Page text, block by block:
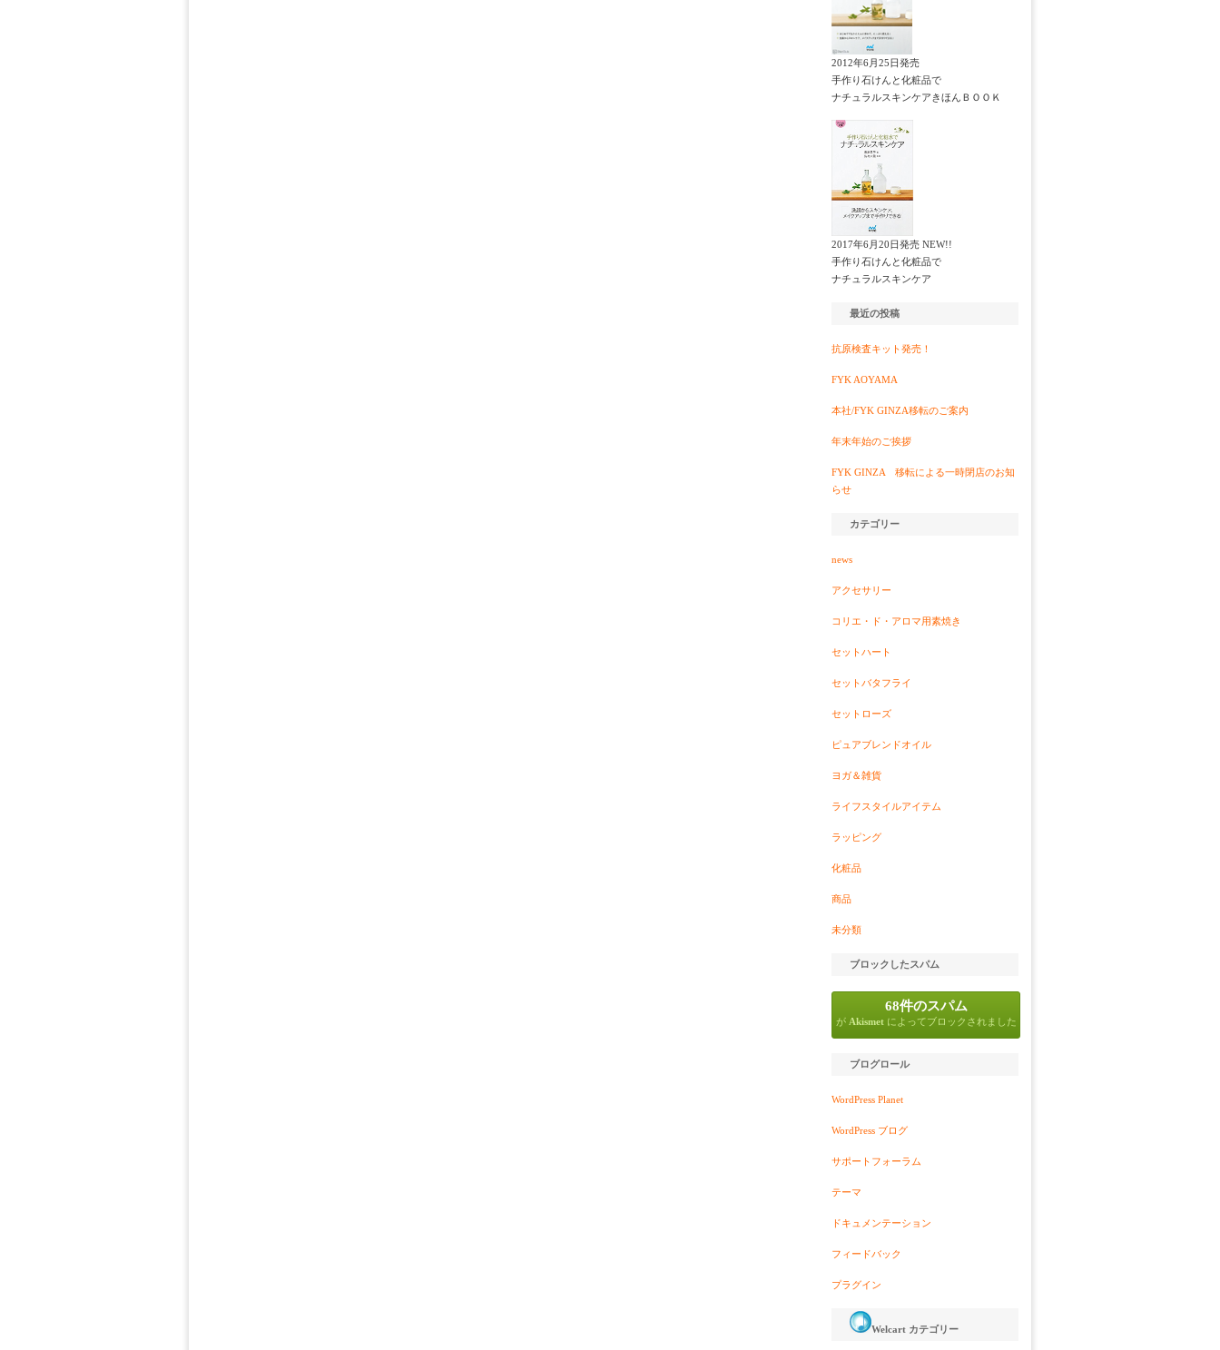
2012年6月25日発売
手作り石けんと化粧品で
ナチュラルスキンケアきほんＢＯＯＫ
2017年6月20日発売 NEW!!
手作り石けんと化粧品で
ナチュラルスキンケア
最近の投稿
抗原検査キット発売！
FYK AOYAMA
本社/FYK GINZA移転のご案内
年末年始のご挨拶
FYK GINZA 移転による一時閉店のお知
らせ
カテゴリー
news
アクセサリー
コリエ・ド・アロマ用素焼き
セットハート
セットバタフライ
セットローズ
ピュアブレンドオイル
ヨガ＆雑貨
ライフスタイルアイテム
ラッピング
化粧品
商品
未分類
ブロックしたスパム
68件のスパム
が Akismetによってブロックされました
ブログロール
WordPress Planet
WordPress ブログ
サポートフォーラム
テーマ
ドキュメンテーション
フィードバック
プラグイン
Welcart カテゴリー